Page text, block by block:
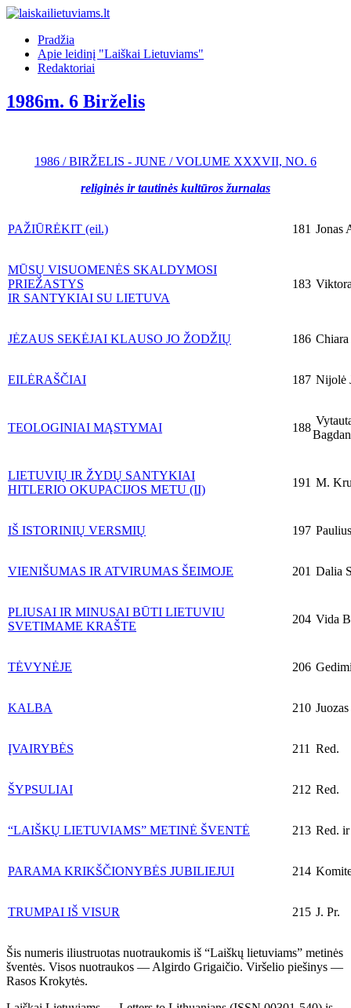
Pradžia
Apie leidinį "Laiškai Lietuviams"
Redaktoriai
1986m. 6 Birželis
1986 / BIRŽELIS - JUNE / VOLUME XXXVII, NO. 6
religinės ir tautinės kultūros žurnalas
PAŽIŪRĖKIT (eil.) 181 Jonas
MŪSŲ VISUOMENĖS SKALDYMOSI
PRIEŽASTYS
IR SANTYKIAI SU LIETUVA
183
JĖZAUS SEKĖJAI KLAUSO JO ŽODŽIŲ 186
EILĖRAŠČIAI 187 Nijolė
TEOLOGINIAI MĄSTYMAI 188
LIETUVIŲ IR ŽYDŲ SANTYKIAI
HITLERIO OKUPACIJOS METU (II)
191 M.
IŠ ISTORINIŲ VERSMIŲ 197
VIENIŠUMAS IR ATVIRUMAS ŠEIMOJE 201 Dalia
PLIUSAI IR MINUSAI BŪTI LIETUVIU
SVETIMAME KRAŠTE
204 Vida
TĖVYNĖJE 206
KALBA 210
ĮVAIRYBĖS 211 Red.
ŠYPSULIAI 212 Red.
“LAIŠKŲ LIETUVIAMS” METINĖ ŠVENTĖ 213 Red.
PARAMA KRIKŠČIONYBĖS JUBILIEJUI 214
TRUMPAI IŠ VISUR 215 J. Pr.
Šis numeris iliustruotas nuotraukomis iš “Laiškų lietuviams” metinės
šventės. Visos nuotraukos — Algirdo Grigaičio. Viršelio piešinys —
Rasos Krokytės.